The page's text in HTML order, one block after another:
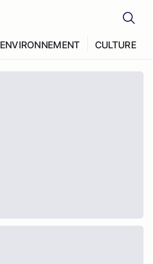
ENVIRONNEMENT CULTURE